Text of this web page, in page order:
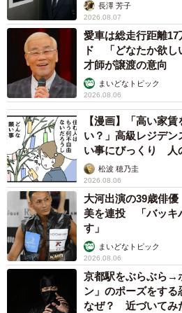
長澤 芳子
2026.08.07
愛車は総走行距離
ド 「どなたか欲
才師が譲渡の意向
まいどなトピック
2026.08.06
【漫画】「高い家
い？」高級レジデ
い事にびっくり 人
松波 穂乃圭
2026.08.06
大河出演の39歳俳
美を連投 「バッキ
す」
まいどなトピック
2026.08.06
京都駅をぶらぶら→
ン」のポーズをす
なぜ？ 近づいて